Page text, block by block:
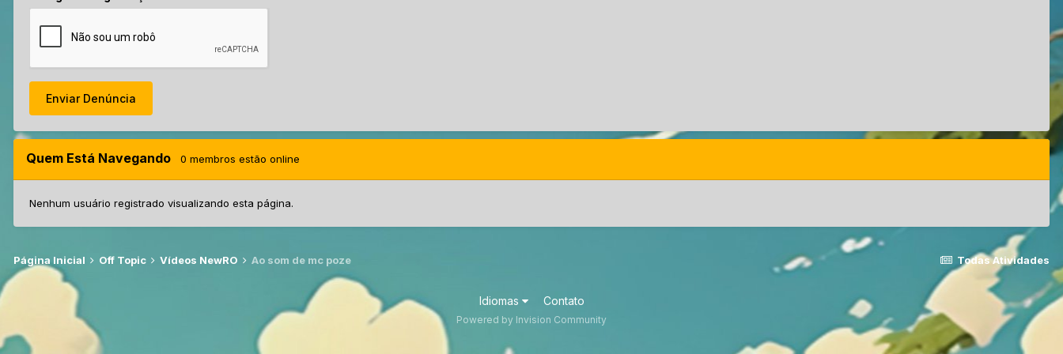
Enviar Denúncia
Quem Está Navegando 0 membros estão online
Nenhum usuário registrado visualizando esta página.
Todas Atividades
Página Inicial Off Topic Vídeos NewRO Ao som de mc poze
Idiomas Contato
Powered by Invision Community